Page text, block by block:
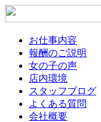
お仕事内容
報酬のご説明
女の子の声
店内環境
スタッフブログ
よくある質問
会社概要